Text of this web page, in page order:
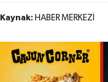
Kaynak: HABER MERKEZİ